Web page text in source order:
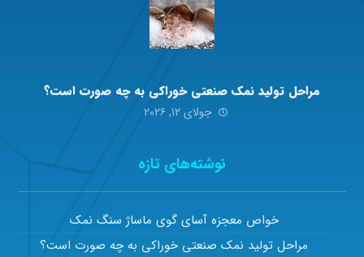
مراحل تولید نمک صنعتی خوراکی به چه صورت است؟
جولای ۱۲, ۲۰۲۶
نوشته‌های تازه
خواص معجزه آسای گوی ماساژ سنگ نمک
مراحل تولید نمک صنعتی خوراکی به چه صورت است؟